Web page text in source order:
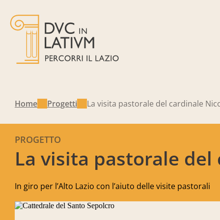
Home Progetti La visita pastorale del cardinale
La visita pastorale
PROGETTO
In giro per l’Alto Lazio con l’aiuto delle visite pastorali